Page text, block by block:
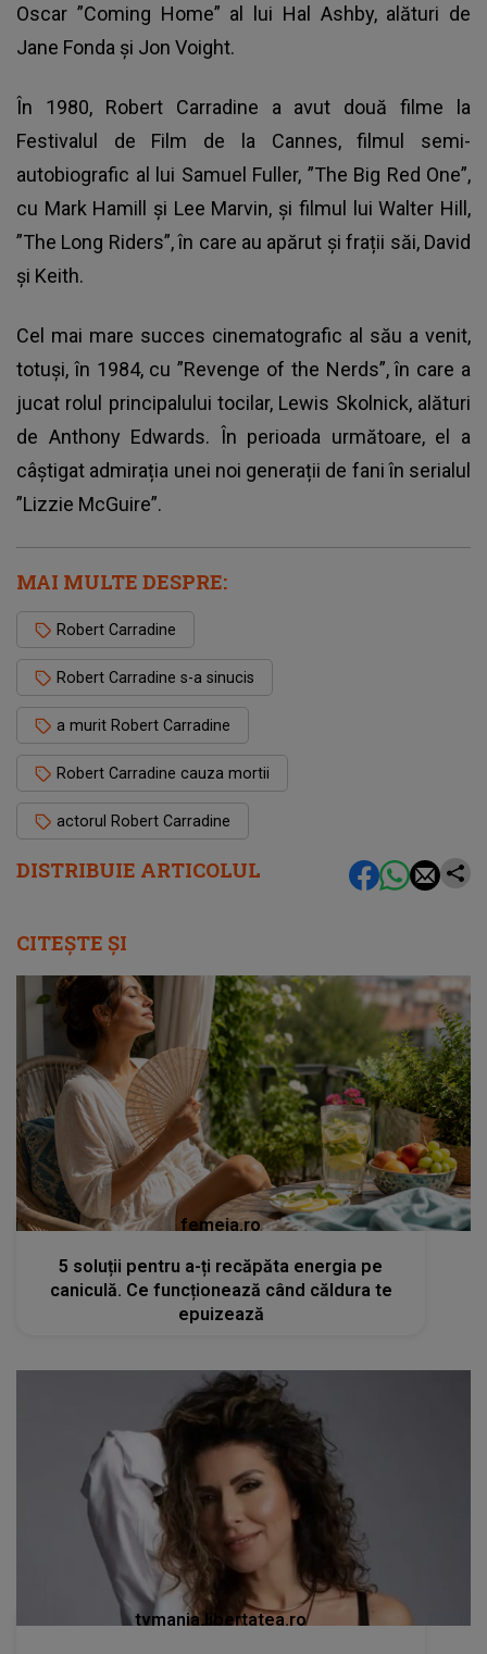
DISTRIBUIE ARTICOLUL
Oscar ”Coming Home” al lui Hal Ashby, alături de
Jane Fonda și Jon Voight.
În 1980, Robert Carradine a avut două filme la
Festivalul de Film de la Cannes, filmul semi-
autobiografic al lui Samuel Fuller, ”The Big Red One”,
cu Mark Hamill și Lee Marvin, și filmul lui Walter Hill,
”The Long Riders”, în care au apărut și frații săi, David
și Keith.
Cel mai mare succes cinematografic al său a venit,
totuși, în 1984, cu ”Revenge of the Nerds”, în care a
jucat rolul principalului tocilar, Lewis Skolnick, alături
de Anthony Edwards. În perioada următoare, el a
câștigat admirația unei noi generații de fani în serialul
”Lizzie McGuire”.
MAI MULTE DESPRE:
Robert Carradine
Robert Carradine s-a sinucis
a murit Robert Carradine
Robert Carradine cauza mortii
actorul Robert Carradine
CITEȘTE ȘI
femeia.ro
5 soluții pentru a-ți recăpăta energia pe
caniculă. Ce funcționează când căldura te
epuizează
tvmania.libertatea.ro